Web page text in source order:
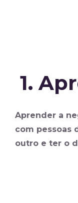
1.
Aprender a
com pessoas
outro e ter o